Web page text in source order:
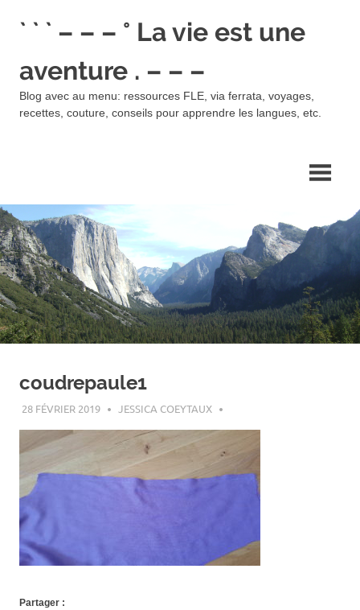
` ` ` – – – ° La vie est une
aventure . – – –
Blog avec au menu: ressources FLE, via ferrata, voyages,
recettes, couture, conseils pour apprendre les langues, etc.
coudrepaule1
28 FÉVRIER 2019 JESSICA COEYTAUX
Partager :